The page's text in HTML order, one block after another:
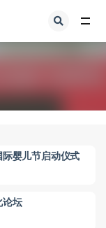
婴儿节启动仪式
坛